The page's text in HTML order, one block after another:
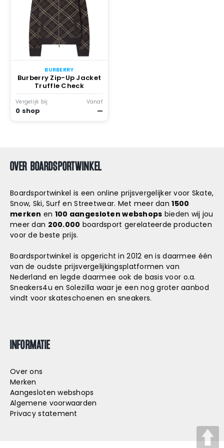
BURBERRY
Burberry Zip-Up Jacket
Truffle Check
Vergelijk bij
0 shop
Vanaf
—
OVER BOARDSPORTWINKEL
Boardsportwinkel is een online prijsvergelijker voor Skate,
Snow, Ski, Surf en Streetwear. Met meer dan1500
merken en 100 aangesloten webshops bieden wij jou
meer dan 200.000 boardsport gerelateerde producten
voor de beste prijs.
Boardsportwinkel is opgericht in 2012 en is daarmee één
van de oudste prijsvergelijkingsplatformen van
Nederland en legde daarmee ook de basis voor o.a.
Sneakers4u en Solezilla waar je een nog groter aanbod
vindt voor skateschoenen en sneakers.
INFORMATIE
Over ons
Merken
Aangesloten webshops
Algemene voorwaarden
Privacy statement